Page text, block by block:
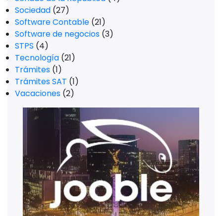
Sociedad (27)
Software Contable (21)
Software de negocios (3)
STPS (4)
Tecnología (21)
Trámites (1)
Trámites SAT (1)
Vacaciones (2)